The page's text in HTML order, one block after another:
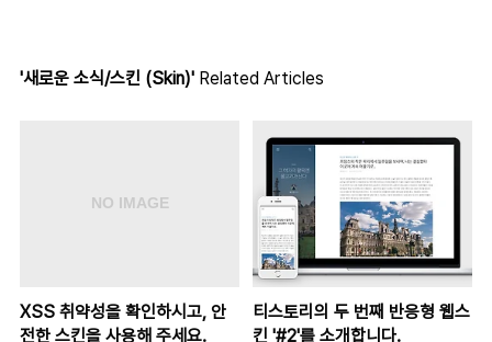
'새로운 소식/스킨 (Skin)' Related Articles
XSS 취약성을 확인하시고, 안
전한 스킨을 사용해 주세요.
티스토리의 두 번째 반응형 웹스
킨 '#2'를 소개합니다.